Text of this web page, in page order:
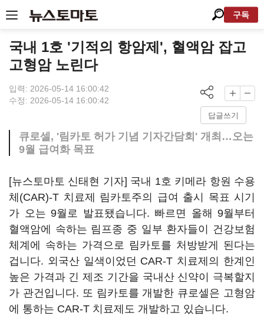
구독
국내 1호 '기적의 항암제', 혈액암 잡고
고형암 노린다
입력: 2026-05-14 16:00:42
수정: 2026-05-14 16:00:42
답글쓰기
큐로셀, '림카토 허가 기념 기자간담회' 개최…오는
9월 급여화 목표
[뉴스토마토 신태현 기자] 국내 1호 키메라 항원 수용
체(CAR)-T 치료제 림카토주의 급여 출시 목표 시기
가 오는 9월로 발표됐습니다. 빠르면 올해 9월부터
혈액암에 속하는 림프종 중 일부 환자들이 건강보험
체계에 속하는 가격으로 림카토를 처방받게 된다는
겁니다. 외국산 일색이었던 CAR-T 치료제의 한계인
높은 가격과 긴 제조 기간을 국내산 신약이 극복할지
가 관건입니다. 또 림카토를 개발한 큐로셀은 고형암
에 통하는 CAR-T 치료제도 개발하고 있습니다.